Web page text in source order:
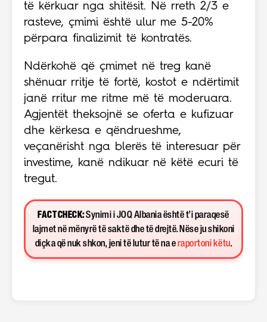
të kërkuar nga shitësit. Në rreth 2/3 e
rasteve, çmimi është ulur me 5-20%
përpara finalizimit të kontratës.
Ndërkohë që çmimet në treg kanë
shënuar rritje të fortë, kostot e ndërtimit
janë rritur me ritme më të moderuara.
Agjentët theksojnë se oferta e kufizuar
dhe kërkesa e qëndrueshme,
veçanërisht nga blerës të interesuar për
investime, kanë ndikuar në këtë ecuri të
tregut.
FACT CHECK:Synimi i JOQ Albania është t’i paraqesë
lajmet në mënyrë të saktë dhe të drejtë. Nëse ju shikoni
diçka që nuk shkon, jeni të lutur të na e raportoni këtu.